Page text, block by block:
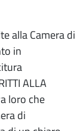
alla Camera di
in
ALLA
loro che
di